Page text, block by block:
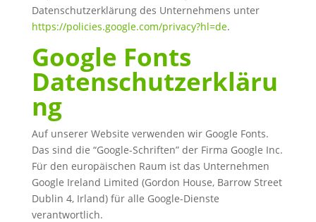
Datenschutzerklärung des Unternehmens unter
https://policies.google.com/privacy?hl=de.
Google Fonts
Datenschutzerkläru
ng
Auf unserer Website verwenden wir Google Fonts.
Das sind die “Google-Schriften” der Firma Google Inc.
Für den europäischen Raum ist das Unternehmen
Google Ireland Limited (Gordon House, Barrow Street
Dublin 4, Irland) für alle Google-Dienste
verantwortlich.